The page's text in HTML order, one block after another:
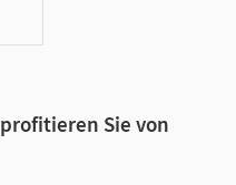
Sie von